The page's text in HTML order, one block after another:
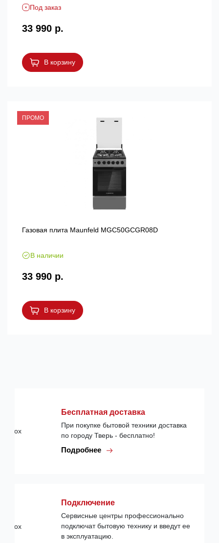
Под заказ
33 990 р.
В корзину
ПРОМО
Газовая плита Maunfeld MGC50GCGR08D
В наличии
33 990 р.
В корзину
Бесплатная доставка
При покупке бытовой техники доставка
по городу Тверь - бесплатно!
Подробнее
Подключение
Сервисные центры профессионально
подключат бытовую технику и введут ее
в эксплуатацию.